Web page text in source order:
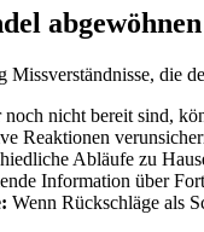
die
nicht bereit sind,
Reaktionen
Abläufe zu
Information über
Wenn Rückschläge als